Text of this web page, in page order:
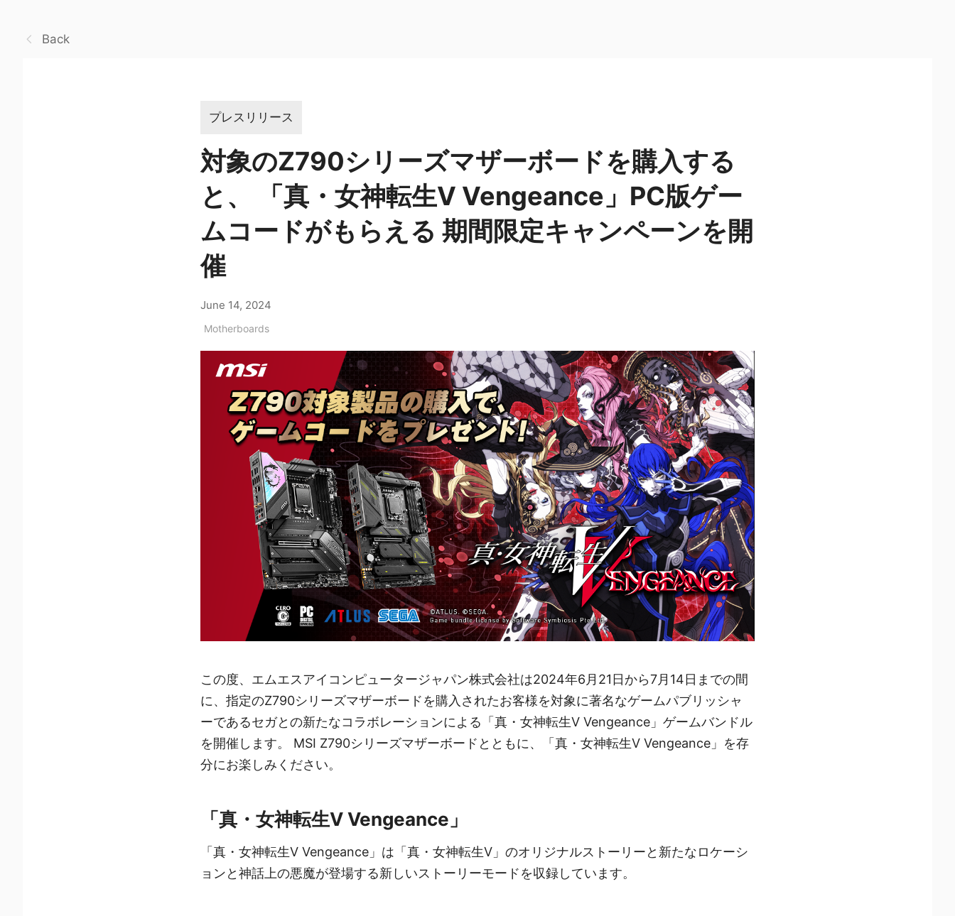
Back
プレスリリース
対象のZ790シリーズマザーボードを購入する
と、 「真・女神転生Ⅴ Vengeance」PC版ゲー
ムコードがもらえる 期間限定キャンペーンを開
催
June 14, 2024
Motherboards
この度、エムエスアイコンピュータージャパン株式会社は2024年6月21日から7月14日までの間
に、指定のZ790シリーズマザーボードを購入されたお客様を対象に著名なゲームパブリッシャ
ーであるセガとの新たなコラボレーションによる「真・女神転生V Vengeance」ゲームバンドル
を開催します。 MSI Z790シリーズマザーボードとともに、「真・女神転生V Vengeance」を存
分にお楽しみください。
「真・女神転生V Vengeance」
「真・女神転生V Vengeance」は「真・女神転生V」のオリジナルストーリーと新たなロケーシ
ョンと神話上の悪魔が登場する新しいストーリーモードを収録しています。